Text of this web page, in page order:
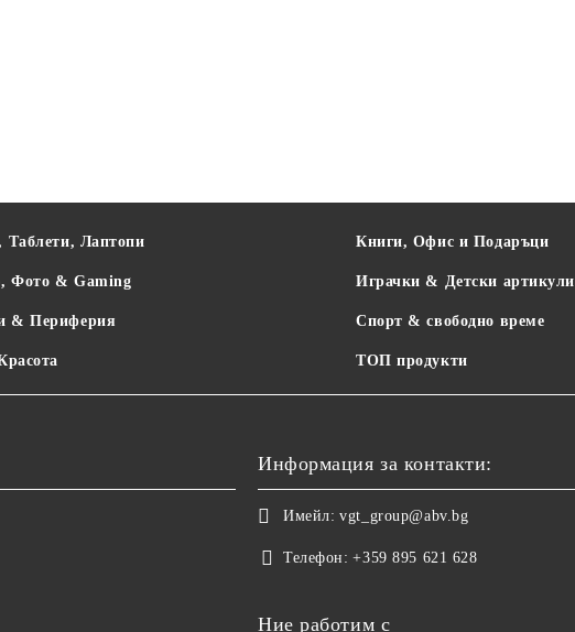
Таблети, Лаптопи
Фото & Gaming
& Периферия
Книги, Офис и Подаръци
Играчки & Детски артикули
Спорт & свободно време
ТОП продукти
Информация за контакти:
Имейл: vgt_group@abv.bg
Телефон: +359 895 621 628
Ние работим с